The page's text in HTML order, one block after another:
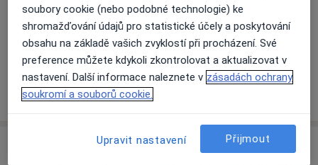
MUDr. Klára Salvetová
Gynekolog
3 názory
+ 2 specialisti
soubory cookie (nebo podobné technologie) ke
shromažďování údajů pro statistické účely a poskytování
obsahu na základě vašich zvyklostí při procházení. Své
preference můžete kdykoli zkontrolovat a aktualizovat v
nastavení. Další informace naleznete v zásadách ochrany
soukromí a souborů cookie.
Upravit nastavení Přijmout